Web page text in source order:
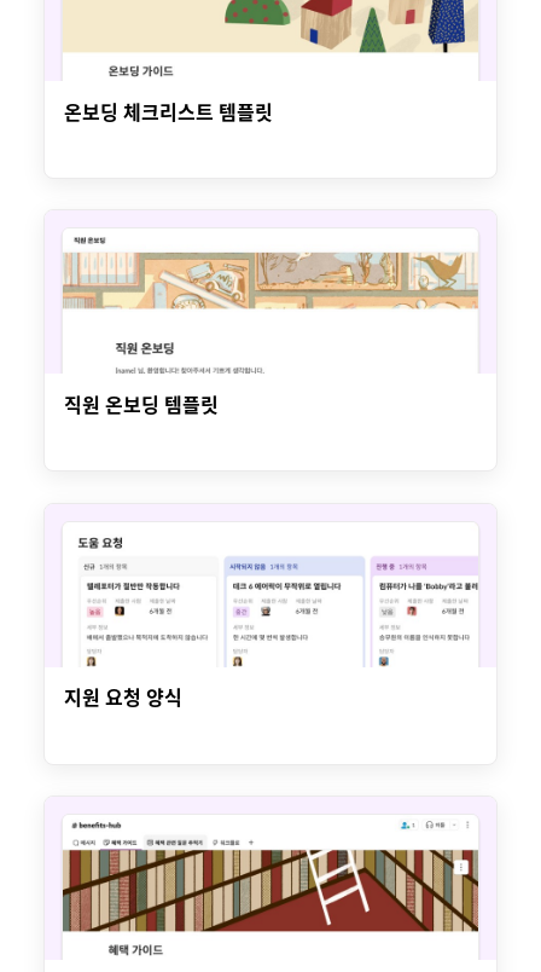
온보딩 체크리스트 템플릿
직원 온보딩 템플릿
지원 요청 양식